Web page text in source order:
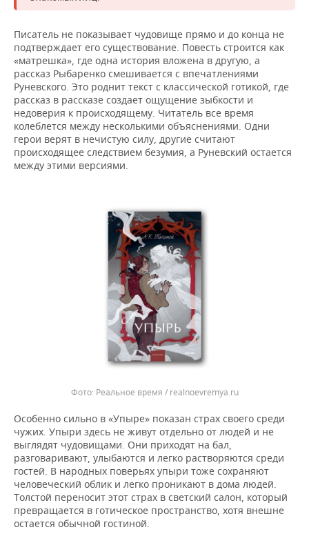
Писатель не показывает чудовище прямо и до конца не
подтверждает его существование. Повесть строится как
«матрешка», где одна история вложена в другую, а
рассказ Рыбаренко смешивается с впечатлениями
Руневского. Это роднит текст с классической готикой, где
рассказ в рассказе создает ощущение зыбкости и
недоверия к происходящему. Читатель все время
колеблется между несколькими объяснениями. Одни
герои верят в нечистую силу, другие считают
происходящее следствием безумия, а Руневский остается
между этими версиями.
Реальное время / realnoevremya.ru
Особенно сильно в «Упыре» показан страх своего среди
чужих. Упыри здесь не живут отдельно от людей и не
выглядят чудовищами. Они приходят на бал,
разговаривают, улыбаются и легко растворяются среди
гостей. В народных поверьях упыри тоже сохраняют
человеческий облик и легко проникают в дома людей.
Толстой переносит этот страх в светский салон, который
превращается в готическое пространство, хотя внешне
остается обычной гостиной.